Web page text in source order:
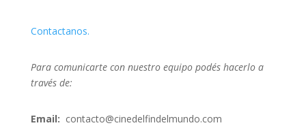
Contactanos.
Para comunicarte con nuestro equipo podés hacerlo a
través de:
Email: contacto@cinedelfindelmundo.com